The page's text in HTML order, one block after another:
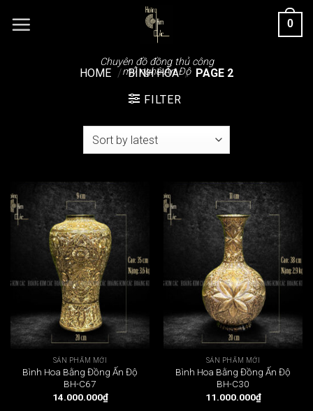
đến
Chuyên đồ đồng thủ công
mỹ nghệ Ấn Độ
0
HOME / BÌNH HOA / PAGE 2
FILTER
SẢN PHẨM MỚI
Bình Hoa Bằng Đồng Ấn Độ
BH-C67
14.000.000₫
SẢN PHẨM MỚI
Bình Hoa Bằng Đồng Ấn Độ
BH-C30
11.000.000₫